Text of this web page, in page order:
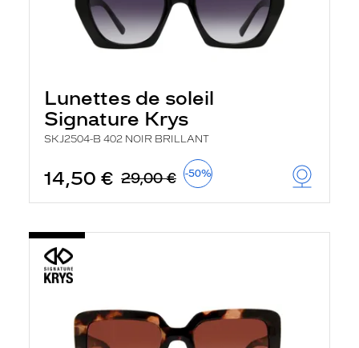
Lunettes de soleil
Signature Krys
SKJ2504-B 402 NOIR BRILLANT
14,50 € 29,00 € -50%